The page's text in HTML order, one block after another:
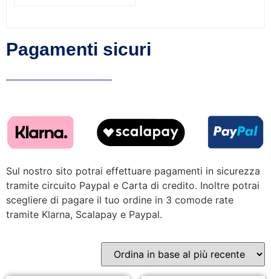
Pagamenti sicuri
Sul nostro sito potrai effettuare pagamenti in sicurezza
tramite circuito Paypal e Carta di credito. Inoltre potrai
scegliere di pagare il tuo ordine in 3 comode rate
tramite Klarna, Scalapay e Paypal.